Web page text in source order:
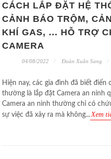
CÁCH LẮP ĐẶT HỆ
CẢNH BÁO TRỘM,
KHÍ GAS, ... HỖ TRỢ
CAMERA
04/08/2022 Đoàn Xuân Sang
Hiện nay, các gia đình đã biết
thường là lắp đặt Camera an ninh
Camera an ninh thường chỉ có
sự việc đã xảy ra mà không...Xem